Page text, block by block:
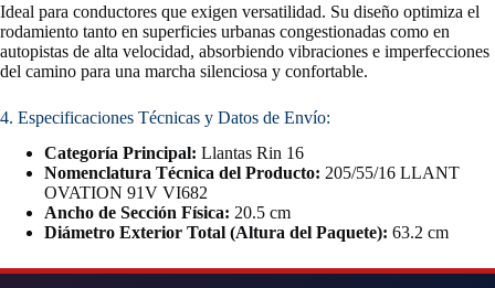
Ideal para conductores que exigen versatilidad. Su diseño optimiza el
rodamiento tanto en superficies urbanas congestionadas como en
autopistas de alta velocidad, absorbiendo vibraciones e imperfecciones
del camino para una marcha silenciosa y confortable.
4. Especificaciones Técnicas y Datos de Envío:
Categoría Principal: Llantas Rin 16
Nomenclatura Técnica del Producto: 205/55/16 LLANT
OVATION 91V VI682
Ancho de Sección Física: 20.5 cm
Diámetro Exterior Total (Altura del Paquete): 63.2 cm